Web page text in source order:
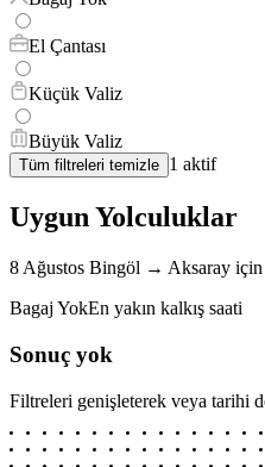
El Çantası
Küçük Valiz
Büyük Valiz
Tüm filtreleri temizle 1 aktif
Uygun Yolculuklar
8 Ağustos Bingöl → Aksaray için
Bagaj YokEn yakın kalkış saati
Sonuç yok
Filtreleri genişleterek veya tarihi